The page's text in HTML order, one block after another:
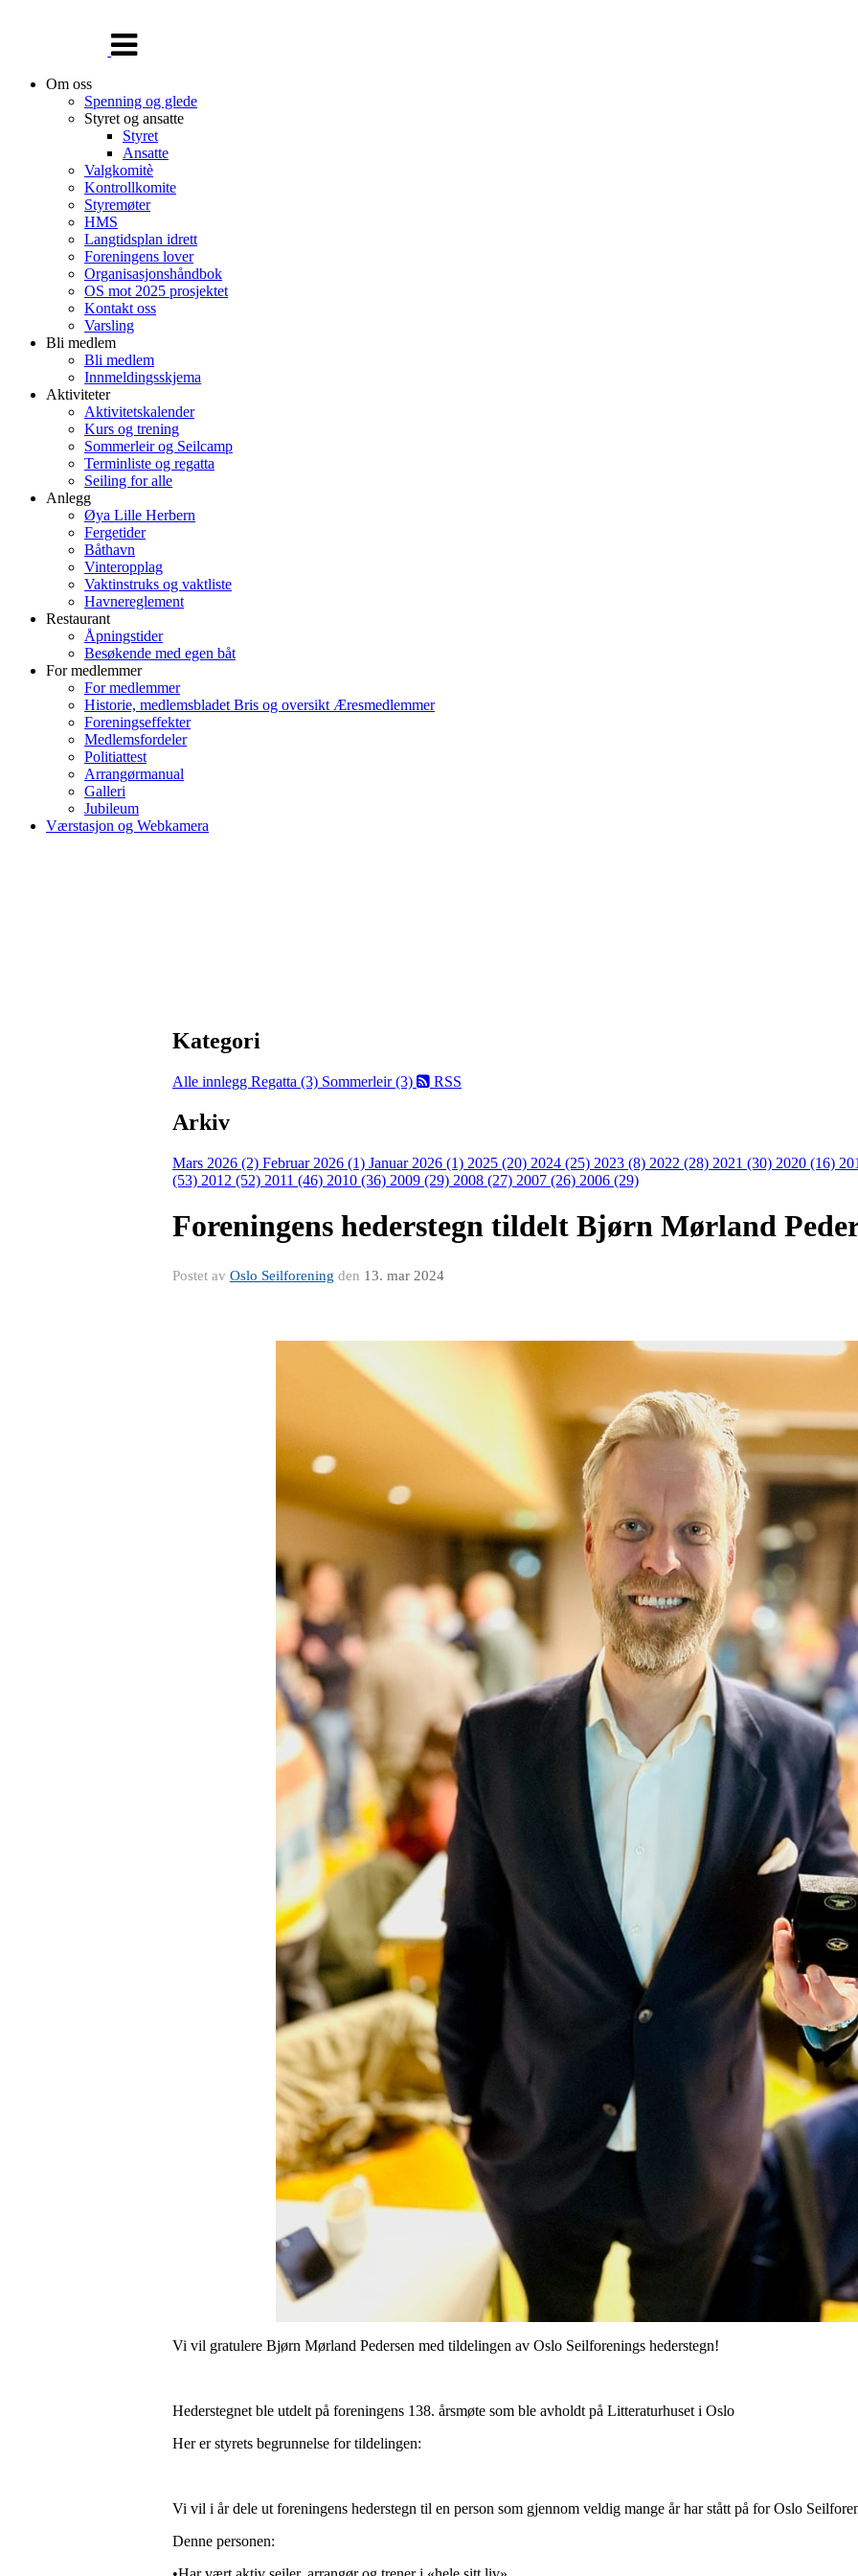
navigasjon
Om oss
Spenning og glede
Styret og ansatte
Styret
Ansatte
Valgkomitè
Kontrollkomite
Styremøter
HMS
Langtidsplan idrett
Foreningens lover
Organisasjonshåndbok
OS mot 2025 prosjektet
Kontakt oss
Varsling
Bli medlem
Bli medlem
Innmeldingsskjema
Aktiviteter
Aktivitetskalender
Kurs og trening
Sommerleir og Seilcamp
Terminliste og regatta
Seiling for alle
Anlegg
Øya Lille Herbern
Fergetider
Båthavn
Vinteropplag
Vaktinstruks og vaktliste
Havnereglement
Restaurant
Åpningstider
Besøkende med egen båt
For medlemmer
For medlemmer
Historie, medlemsbladet Bris og oversikt Æresmedlemmer
Foreningseffekter
Medlemsfordeler
Politiattest
Arrangørmanual
Galleri
Jubileum
Værstasjon og Webkamera
Kategori
Alle innlegg Regatta (3) Sommerleir (3) RSS
Arkiv
Mars 2026 (2) Februar 2026 (1) Januar 2026 (1) 2025 (20) 2024 (25) 2023 (8) 2022 (28) 2021 (30) 2020 (16)
(53) 2012 (52) 2011 (46) 2010 (36) 2009 (29) 2008 (27) 2007 (26) 2006 (29)
Foreningens hederstegn tildelt Bjørn Mørland
Postet av Oslo Seilforening den 13. mar 2024
Vi vil gratulere Bjørn Mørland Pedersen med tildelingen av Oslo Seilforenings hederstegn!
Hederstegnet ble utdelt på foreningens 138. årsmøte som ble avholdt på Litteraturhuset i Oslo
Her er styrets begrunnelse for tildelingen:
Vi vil i år dele ut foreningens hederstegn til en person som gjennom veldig mange år har stått på for Oslo
Denne personen: